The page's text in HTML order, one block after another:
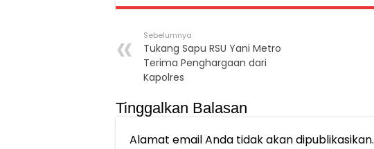
Sebelumnya
Tukang Sapu RSU Yani Metro
Terima Penghargaan dari
Kapolres
Tinggalkan Balasan
Alamat email Anda tidak akan dipublikasikan.